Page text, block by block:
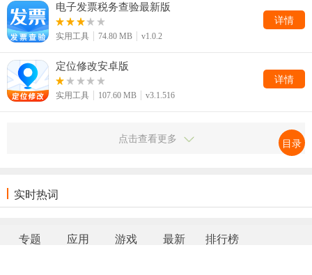
电子发票税务查验最新版
实用工具 74.80 MB v1.0.2
详情
定位修改安卓版
实用工具 107.60 MB v3.1.516
详情
点击查看更多
实时热词
专题 应用 游戏 最新 排行榜
目录